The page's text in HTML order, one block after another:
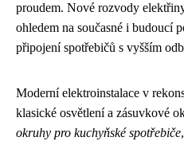
proudem. Nové rozvody
ohledem na současné i budoucí
připojení spotřebičů s vyšším
Moderní elektroinstalace v
klasické osvětlení a zásuvkové
okruhy pro kuchyňské spotřebiče